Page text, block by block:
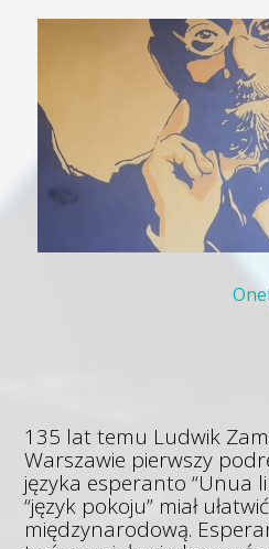
135 lat temu Ludwik
Warszawie pierwszy
języka esperanto “Unua
“język pokoju” miał
międzynarodową.